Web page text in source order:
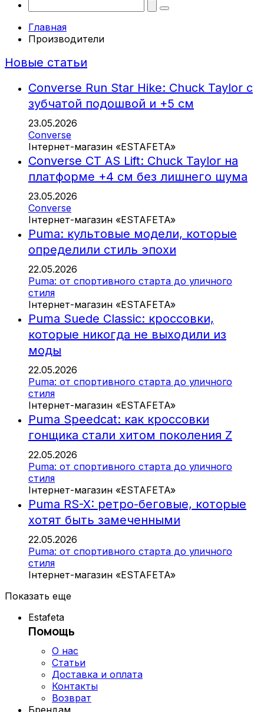
Главная
Производители
Новые статьи
Converse Run Star Hike: Chuck Taylor с
зубчатой подошвой и +5 см
23.05.2026
Converse
Інтернет-магазин «ESTAFETA»
Converse CT AS Lift: Chuck Taylor на
платформе +4 см без лишнего шума
23.05.2026
Converse
Інтернет-магазин «ESTAFETA»
Puma: культовые модели, которые
определили стиль эпохи
22.05.2026
Puma: от спортивного старта до уличного
стиля
Інтернет-магазин «ESTAFETA»
Puma Suede Classic: кроссовки,
которые никогда не выходили из
моды
22.05.2026
Puma: от спортивного старта до уличного
стиля
Інтернет-магазин «ESTAFETA»
Puma Speedcat: как кроссовки
гонщика стали хитом поколения Z
22.05.2026
Puma: от спортивного старта до уличного
стиля
Інтернет-магазин «ESTAFETA»
Puma RS-X: ретро-беговые, которые
хотят быть замеченными
22.05.2026
Puma: от спортивного старта до уличного
стиля
Інтернет-магазин «ESTAFETA»
Показать еще
Estafeta
Помощь
О нас
Статьи
Доставка и оплата
Контакты
Возврат